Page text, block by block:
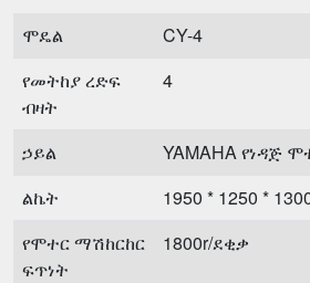
ሞዴል
CY-4
የመትከያ ረድፍ
ብዛት
4
ኃይል
YAMAHA የነዳጅ
ልኬት
1950 * 1250 *
የሞተር ማሽከርከር
ፍጥነት
1800r/ደቂቃ